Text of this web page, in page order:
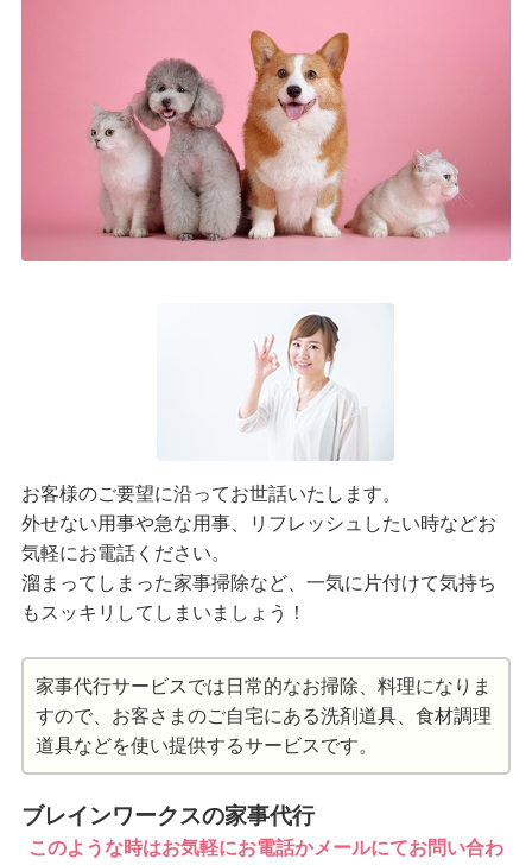
お客様のご要望に沿ってお世話いたします。
外せない用事や急な用事、リフレッシュしたい時などお
気軽にお電話ください。
溜まってしまった家事掃除など、一気に片付けて気持ち
もスッキリしてしまいましょう！
家事代行サービスでは日常的なお掃除、料理になりま
すので、お客さまのご自宅にある洗剤道具、食材調理
道具などを使い提供するサービスです。
ブレインワークスの家事代行
このような時はお気軽にお電話かメールにてお問い合わ